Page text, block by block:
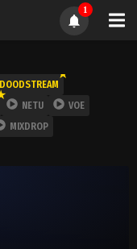
1
DOODSTREAM
NETU
VOE
MIXDROP